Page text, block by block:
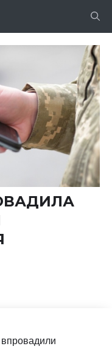
впровадили